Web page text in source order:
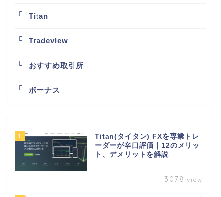
Titan
Tradeview
おすすめ取引所
ボーナス
1
Titan(タイタン) FXを専業トレ
ーダーが辛口評価｜12のメリッ
ト、デメリットを解説
3078 view